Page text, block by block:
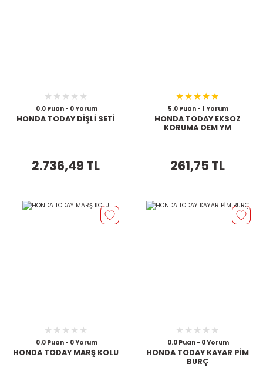
0.0 Puan - 0 Yorum
HONDA TODAY DİŞLİ SETİ
2.736,49 TL
5.0 Puan - 1 Yorum
HONDA TODAY EKSOZ
KORUMA OEM YM
261,75 TL
0.0 Puan - 0 Yorum
HONDA TODAY MARŞ KOLU
0.0 Puan - 0 Yorum
HONDA TODAY KAYAR PİM
BURÇ